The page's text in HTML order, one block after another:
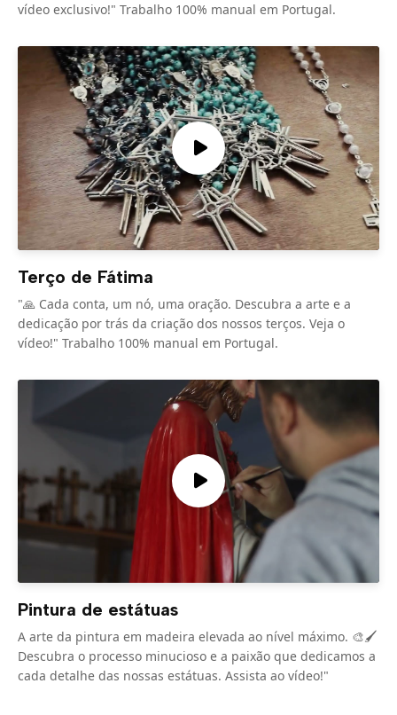
vídeo exclusivo!" Trabalho 100% manual em Portugal.
Terço de Fátima
"🙏 Cada conta, um nó, uma oração. Descubra a arte e a
dedicação por trás da criação dos nossos terços. Veja o
vídeo!" Trabalho 100% manual em Portugal.
Pintura de estátuas
A arte da pintura em madeira elevada ao nível máximo. 🎨🖌️
Descubra o processo minucioso e a paixão que dedicamos a
cada detalhe das nossas estátuas. Assista ao vídeo!"